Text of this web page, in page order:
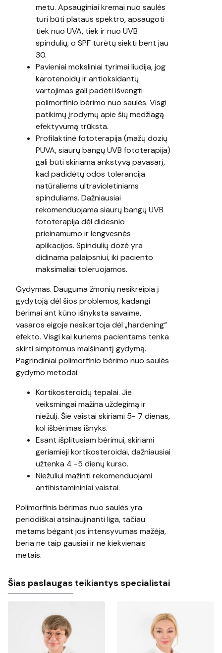
metu. Apsauginiai kremai nuo saulės
turi būti plataus spektro, apsaugoti
tiek nuo UVA, tiek ir nuo UVB
spindulių, o SPF turėtų siekti bent jau
30.
Pavieniai moksliniai tyrimai liudija, jog
karotenoidų ir antioksidantų
vartojimas gali padėti išvengti
polimorfinio bėrimo nuo saulės. Visgi
patikimų įrodymų apie šių medžiagą
efektyvumą trūksta.
Profilaktinė fototerapija (mažų dozių
PUVA, siaurų bangų UVB fototerapija)
gali būti skiriama ankstyvą pavasarį,
kad padidėtų odos tolerancija
natūraliems ultravioletiniams
spinduliams. Dažniausiai
rekomenduojama siaurų bangų UVB
fototerapija dėl didesnio
prieinamumo ir lengvesnės
aplikacijos. Spindulių dozė yra
didinama palaipsniui, iki paciento
maksimaliai toleruojamos.
Gydymas. Dauguma žmonių nesikreipia į
gydytoją dėl šios problemos, kadangi
bėrimai ant kūno išnyksta savaime,
vasaros eigoje nesikartoja dėl „hardening“
efekto. Visgi kai kuriems pacientams tenka
skirti simptomus malšinantį gydymą.
Pagrindiniai polimorfinio bėrimo nuo saulės
gydymo metodai:
Kortikosteroidų tepalai. Jie
veiksmingai mažina uždegimą ir
niežulį. Šie vaistai skiriami 5- 7 dienas,
kol išbėrimas išnyks.
Esant išplitusiam bėrimui, skiriami
geriamieji kortikosteroidai, dažniausiai
užtenka 4 -5 dienų kurso.
Niežuliui mažinti rekomenduojami
antihistamininiai vaistai.
Polimorfinis bėrimas nuo saulės yra
periodiškai atsinaujinanti liga, tačiau
metams bėgant jos intensyvumas mažėja,
beria ne taip gausiai ir ne kiekvienais
metais.
Šias paslaugas teikiantys specialistai